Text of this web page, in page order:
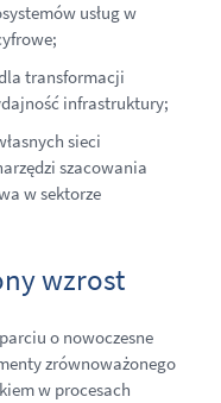
usług w
transformacji
infrastruktury;
sieci
szacowania
w sektorze
wzrost
o nowoczesne
zrównoważonego
w procesach